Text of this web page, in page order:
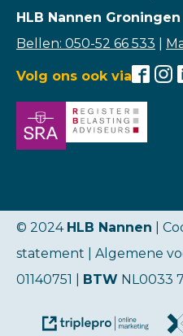
HLB Nannen Groningen
Bellen: 050-52 66 533
Volg ons ook via
© 2024 HLB Nannen |
statement
Algemene
01140751 | BTW NL0033